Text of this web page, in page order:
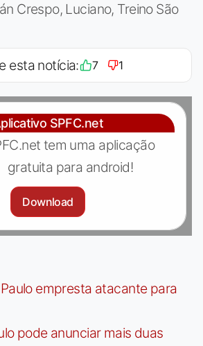
Crespo, Luciano, Treino São
esta notícia: 7 1
SPFC.net
tem uma aplicação
gratuita para android!
Download
Paulo empresta atacante para
pode anunciar mais duas